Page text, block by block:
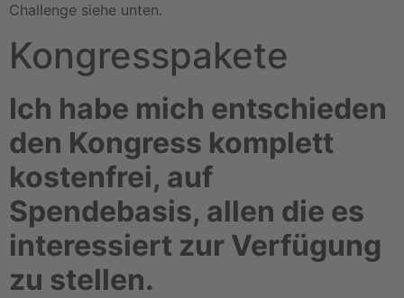
Challenge siehe unten.
Kongresspakete
Ich habe mich entschieden
den Kongress komplett
kostenfrei, auf
Spendebasis, allen die es
interessiert zur Verfügung
zu stellen.